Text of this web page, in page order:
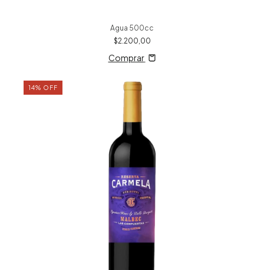
Agua 500cc
$2.200,00
Comprar
14% OFF